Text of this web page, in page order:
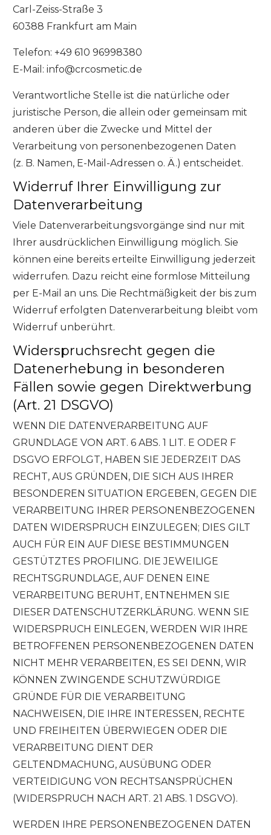
Carl-Zeiss-Straße 3
60388 Frankfurt am Main
Telefon: +49 610 96998380
E-Mail: info@crcosmetic.de
Verantwortliche Stelle ist die natürliche oder
juristische Person, die allein oder gemeinsam mit
anderen über die Zwecke und Mittel der
Verarbeitung von personenbezogenen Daten
(z. B. Namen, E-Mail-Adressen o. Ä.) entscheidet.
Widerruf Ihrer Einwilligung zur
Datenverarbeitung
Viele Datenverarbeitungsvorgänge sind nur mit
Ihrer ausdrücklichen Einwilligung möglich. Sie
können eine bereits erteilte Einwilligung jederzeit
widerrufen. Dazu reicht eine formlose Mitteilung
per E-Mail an uns. Die Rechtmäßigkeit der bis zum
Widerruf erfolgten Datenverarbeitung bleibt vom
Widerruf unberührt.
Widerspruchsrecht gegen die
Datenerhebung in besonderen
Fällen sowie gegen Direktwerbung
(Art. 21 DSGVO)
WENN DIE DATENVERARBEITUNG AUF
GRUNDLAGE VON ART. 6 ABS. 1 LIT. E ODER F
DSGVO ERFOLGT, HABEN SIE JEDERZEIT DAS
RECHT, AUS GRÜNDEN, DIE SICH AUS IHRER
BESONDEREN SITUATION ERGEBEN, GEGEN DIE
VERARBEITUNG IHRER PERSONENBEZOGENEN
DATEN WIDERSPRUCH EINZULEGEN; DIES GILT
AUCH FÜR EIN AUF DIESE BESTIMMUNGEN
GESTÜTZTES PROFILING. DIE JEWEILIGE
RECHTSGRUNDLAGE, AUF DENEN EINE
VERARBEITUNG BERUHT, ENTNEHMEN SIE
DIESER DATENSCHUTZERKLÄRUNG. WENN SIE
WIDERSPRUCH EINLEGEN, WERDEN WIR IHRE
BETROFFENEN PERSONENBEZOGENEN DATEN
NICHT MEHR VERARBEITEN, ES SEI DENN, WIR
KÖNNEN ZWINGENDE SCHUTZWÜRDIGE
GRÜNDE FÜR DIE VERARBEITUNG
NACHWEISEN, DIE IHRE INTERESSEN, RECHTE
UND FREIHEITEN ÜBERWIEGEN ODER DIE
VERARBEITUNG DIENT DER
GELTENDMACHUNG, AUSÜBUNG ODER
VERTEIDIGUNG VON RECHTSANSPRÜCHEN
(WIDERSPRUCH NACH ART. 21 ABS. 1 DSGVO).
WERDEN IHRE PERSONENBEZOGENEN DATEN